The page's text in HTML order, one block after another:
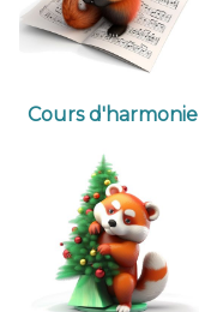
Cours d'harmonie